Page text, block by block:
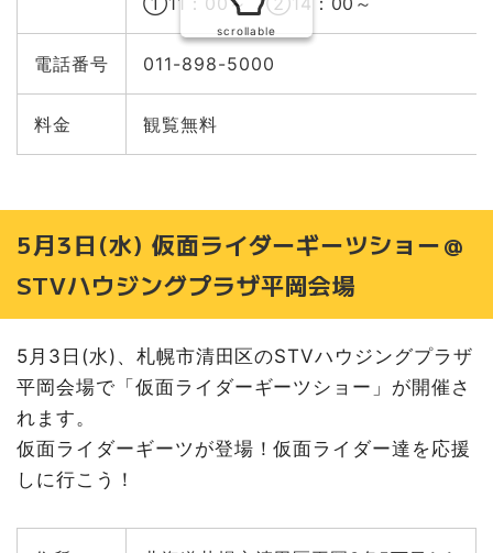
電話番号 011-898-5000
料金 観覧無料
scrollable
5月3日(水) 仮面ライダーギーツショー＠
STVハウジングプラザ平岡会場
5月3日(水)、札幌市清田区のSTVハウジングプラザ
平岡会場で「仮面ライダーギーツショー」が開催さ
れます。
仮面ライダーギーツが登場！仮面ライダー達を応援
しに行こう！